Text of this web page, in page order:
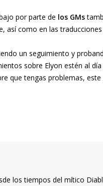
por parte de los GMs
así como en las
un seguimiento y
sobre Elyon estén al
que tengas problemas,
los tiempos del mítico